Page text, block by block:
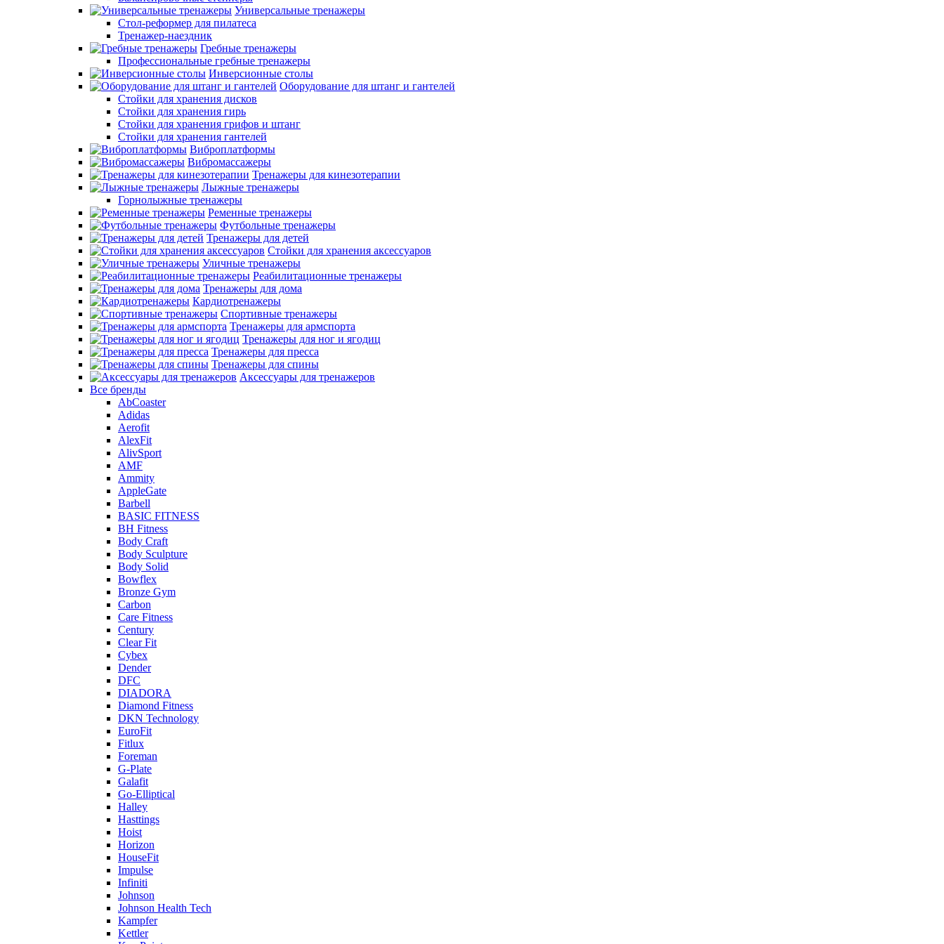
Универсальные тренажеры
Стол-реформер для пилатеса
Тренажер-наездник
Гребные тренажеры
Профессиональные гребные тренажеры
Инверсионные столы
Оборудование для штанг и гантелей
Стойки для хранения дисков
Стойки для хранения гирь
Стойки для хранения грифов и штанг
Стойки для хранения гантелей
Виброплатформы
Вибромассажеры
Тренажеры для кинезотерапии
Лыжные тренажеры
Горнолыжные тренажеры
Ременные тренажеры
Футбольные тренажеры
Тренажеры для детей
Стойки для хранения аксессуаров
Уличные тренажеры
Реабилитационные тренажеры
Тренажеры для дома
Кардиотренажеры
Спортивные тренажеры
Тренажеры для армспорта
Тренажеры для ног и ягодиц
Тренажеры для пресса
Тренажеры для спины
Аксессуары для тренажеров
Все бренды
AbCoaster
Adidas
Aerofit
AlexFit
AlivSport
AMF
Ammity
AppleGate
Barbell
BASIC FITNESS
BH Fitness
Body Craft
Body Sculpture
Body Solid
Bowflex
Bronze Gym
Carbon
Care Fitness
Century
Clear Fit
Cybex
Dender
DFC
DIADORA
Diamond Fitness
DKN Technology
EuroFit
Fitlux
Foreman
G-Plate
Galafit
Go-Elliptical
Halley
Hasttings
Hoist
Horizon
HouseFit
Impulse
Infiniti
Johnson
Johnson Health Tech
Kampfer
Kettler